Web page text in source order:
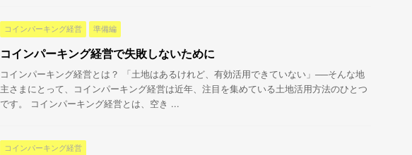
コインパーキング経営 準備編
コインパーキング経営で失敗しないために
コインパーキング経営とは？ 「土地はあるけれど、有効活用できていない」──そんな地
主さまにとって、コインパーキング経営は近年、注目を集めている土地活用方法のひとつ
です。 コインパーキング経営とは、空き ...
コインパーキング経営